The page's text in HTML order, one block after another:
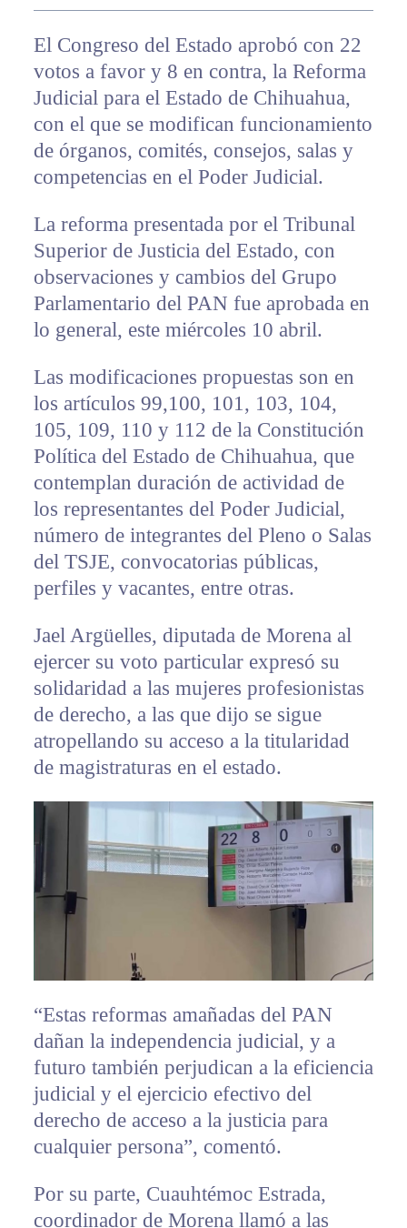
El Congreso del Estado aprobó con 22
votos a favor y 8 en contra, la Reforma
Judicial para el Estado de Chihuahua,
con el que se modifican funcionamiento
de órganos, comités, consejos, salas y
competencias en el Poder Judicial.
La reforma presentada por el Tribunal
Superior de Justicia del Estado, con
observaciones y cambios del Grupo
Parlamentario del PAN fue aprobada en
lo general, este miércoles 10 abril.
Las modificaciones propuestas son en
los artículos 99,100, 101, 103, 104,
105, 109, 110 y 112 de la Constitución
Política del Estado de Chihuahua, que
contemplan duración de actividad de
los representantes del Poder Judicial,
número de integrantes del Pleno o Salas
del TSJE, convocatorias públicas,
perfiles y vacantes, entre otras.
Jael Argüelles, diputada de Morena al
ejercer su voto particular expresó su
solidaridad a las mujeres profesionistas
de derecho, a las que dijo se sigue
atropellando su acceso a la titularidad
de magistraturas en el estado.
“Estas reformas amañadas del PAN
dañan la independencia judicial, y a
futuro también perjudican a la eficiencia
judicial y el ejercicio efectivo del
derecho de acceso a la justicia para
cualquier persona”, comentó.
Por su parte, Cuauhtémoc Estrada,
coordinador de Morena llamó a las